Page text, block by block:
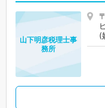
(
山下明彦税理士事
務所